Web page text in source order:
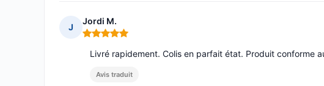
J
Jordi M.
Note : 5 sur 5
Livré rapidement. Colis en parfait état. Produit conforme
Avis traduit